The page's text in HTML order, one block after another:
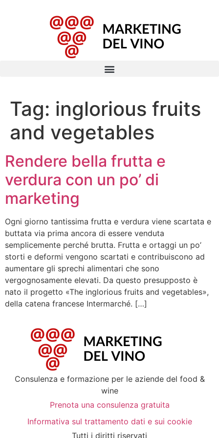
Tag: inglorious fruits
and vegetables
Rendere bella frutta e
verdura con un po’ di
marketing
Ogni giorno tantissima frutta e verdura viene scartata e
buttata via prima ancora di essere venduta
semplicemente perché brutta. Frutta e ortaggi un po’
storti e deformi vengono scartati e contribuiscono ad
aumentare gli sprechi alimentari che sono
vergognosamente elevati. Da questo presupposto è
nato il progetto «The inglorious fruits and vegetables»,
della catena francese Intermarché. […]
Consulenza e formazione per le aziende del food &
wine
Prenota una consulenza gratuita
Informativa sul trattamento dati e sui cookie
Tutti i diritti riservati